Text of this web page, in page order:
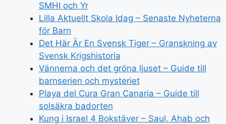
SMHI och Yr
Lilla Aktuellt Skola Idag – Senaste Nyheterna
för Barn
Det Här Är En Svensk Tiger – Granskning av
Svensk Krigshistoria
Vännerna och det gröna ljuset – Guide till
barnserien och mysteriet
Playa del Cura Gran Canaria – Guide till
solsäkra badorten
Kung i Israel 4 Bokstäver – Saul, Ahab och